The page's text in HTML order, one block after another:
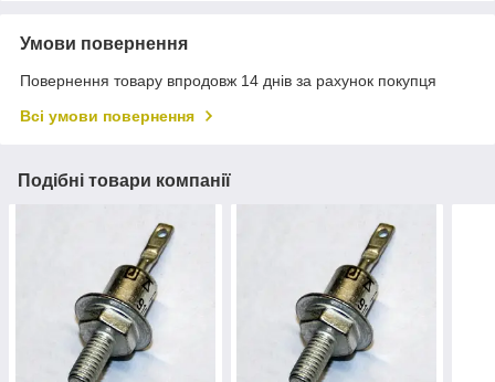
Умови повернення
Повернення товару впродовж 14 днів за рахунок покупця
Всі умови повернення
Подібні товари компанії